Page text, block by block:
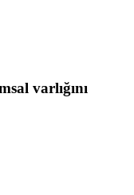
varlığını